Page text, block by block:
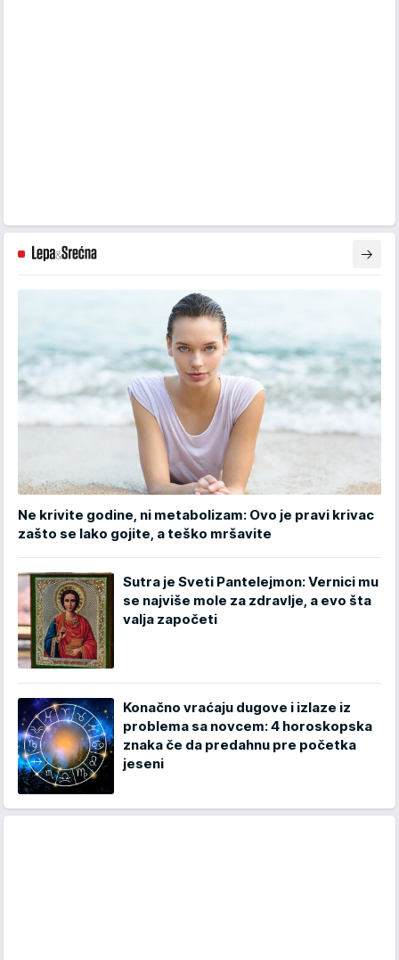
Ne krivite godine, ni metabolizam: Ovo je pravi krivac
zašto se lako gojite, a teško mršavite
Sutra je Sveti Pantelejmon: Vernici mu
se najviše mole za zdravlje, a evo šta
valja započeti
Konačno vraćaju dugove i izlaze iz
problema sa novcem: 4 horoskopska
znaka če da predahnu pre početka
jeseni